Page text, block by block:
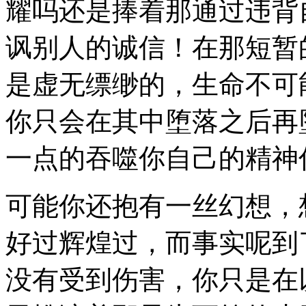
耀吗还是捧着那通过违
讽别人的诚信！在那短
是虚无缥缈的，生命不
你只会在其中堕落之后
一点的吞噬你自己的精
可能你还抱有一丝幻想
好过辉煌过，而事实呢
没有受到伤害，你只是